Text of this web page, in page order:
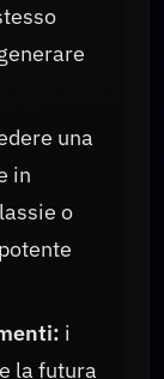
una
in
o
i
la futura